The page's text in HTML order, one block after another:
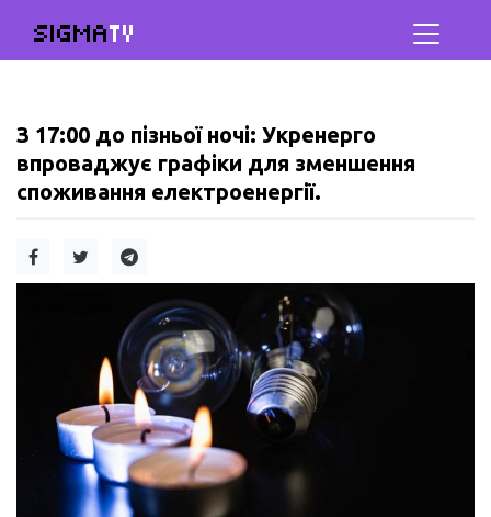
SIGMATV
З 17:00 до пізньої ночі: Укренерго
впроваджує графіки для зменшення
споживання електроенергії.